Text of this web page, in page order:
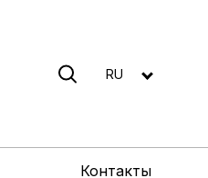
RU
Контакты